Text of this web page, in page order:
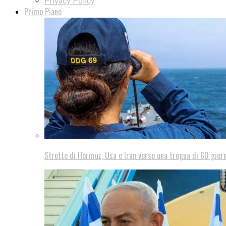
Primo Piano
Stretto di Hormuz, Usa e Iran verso una tregua di 60